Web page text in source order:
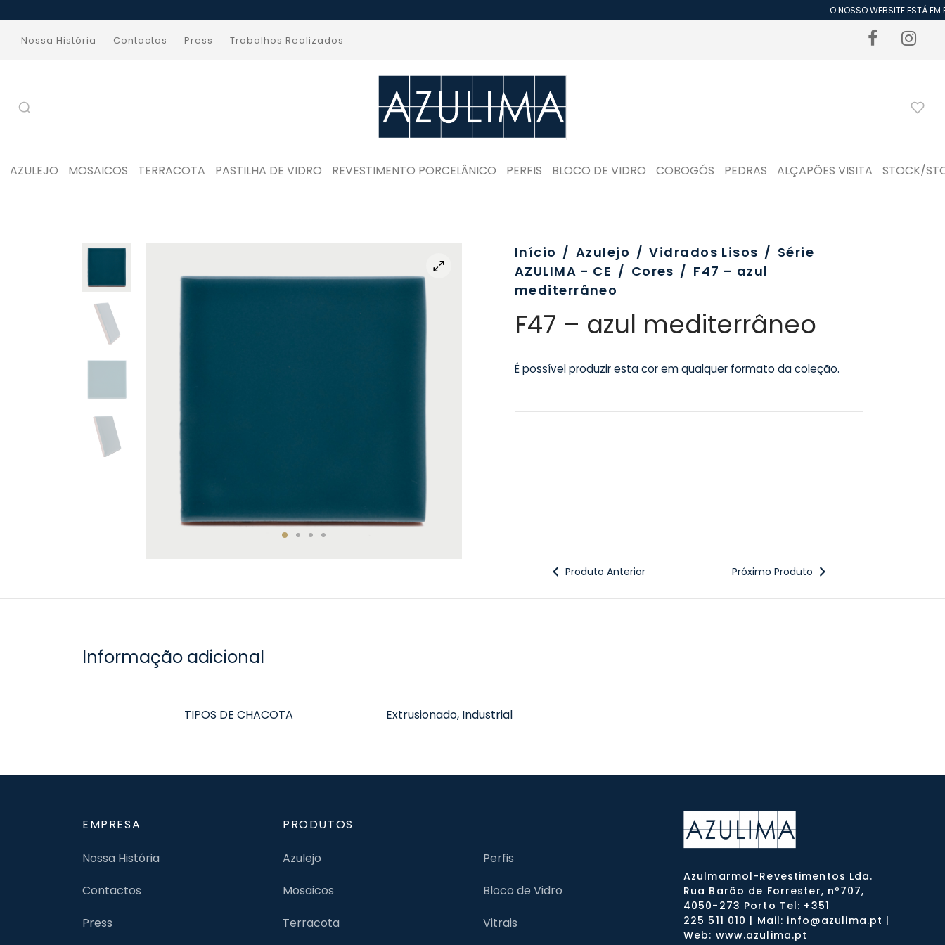
O NOSSO WEBSITE ESTÁ EM
Nossa História Contactos Press Trabalhos Realizados
AZULEJO MOSAICOS TERRACOTA PASTILHA DE VIDRO REVESTIMENTO PORCELÂNICO PERFIS BLOCO DE VIDRO COBOGÓS PEDRAS ALÇAPÕES VISITA STOCK/
Início / Azulejo / Vidrados Lisos / Série
AZULIMA - CE / Cores / F47 – azul
mediterrâneo
F47 – azul mediterrâneo
É possível produzir esta cor em qualquer formato da coleção.
Produto Anterior Próximo Produto
Informação adicional
TIPOS DE CHACOTA Extrusionado, Industrial
EMPRESA
Nossa História
Contactos
Press
PRODUTOS
Azulejo
Mosaicos
Terracota
Perfis
Bloco de Vidro
Vitrais
Azulmarmol-Revestimentos Lda.
Rua Barão de Forrester, nº707,
4050-273 Porto Tel: +351
225 511 010 | Mail: info@azulima.pt |
Web: www.azulima.pt